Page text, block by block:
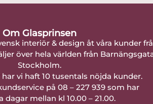
Om Glasprinsen
interiör & design åt våra kunder
över hela världen från
Stockholm.
har vi haft 10 tusentals nöjda kunder.
på 08 – 227 939 som har
dagar mellan kl 10.00 – 21.00.